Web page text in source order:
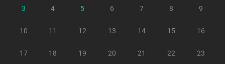
3 4 5 6 7 8 9
10 11 12 13 14 15 16
17 18 19 20 21 22 23